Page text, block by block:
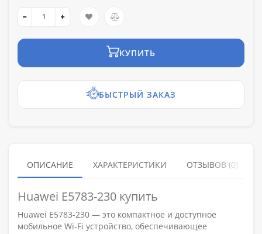
КУПИТЬ
БЫСТРЫЙ ЗАКАЗ
ОПИСАНИЕ ХАРАКТЕРИСТИКИ ОТЗЫВОВ (0)
Huawei E5783-230 купить
Huawei E5783-230 — это компактное и доступное
мобильное Wi-Fi устройство, обеспечивающее